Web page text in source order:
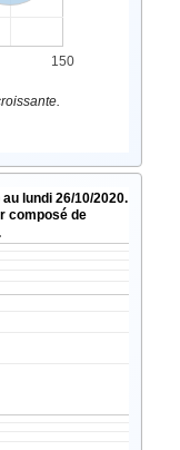
150
Score de chaque numéro au lundi 26/10/2020.
composé de